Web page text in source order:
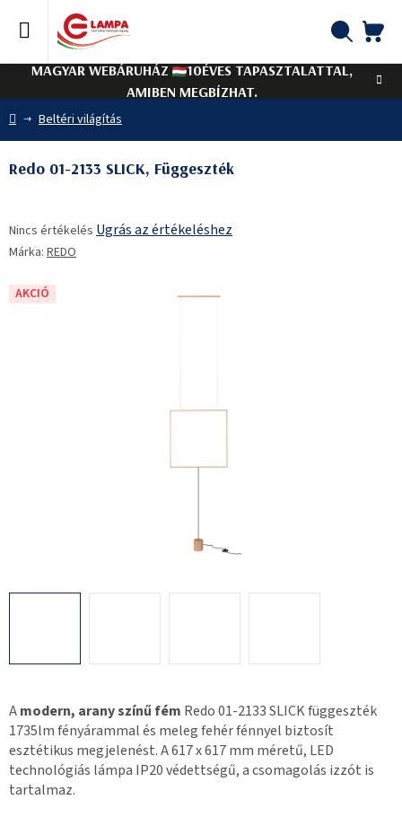
tartalomhoz
MAGYAR WEBÁRUHÁZ
10ÉVES TAPASZTALATTAL,
AMIBEN MEGBÍZHAT.
Kezdőlap
Beltéri világítás
Amodern, arany színű fém Redo 01-2133 SLICK függeszték
1735lm fényárammal és meleg fehér fénnyel biztosít
esztétikus megjelenést. A 617 x 617 mm méretű, LED
technológiás lámpa IP20 védettségű, a csomagolás izzót is
tartalmaz.
Redo 01-2133 SLICK, Függeszték
termék
átlagos
5-
Nincs értékelés Ugrás az értékeléshez
Márka: REDO
AKCIÓ